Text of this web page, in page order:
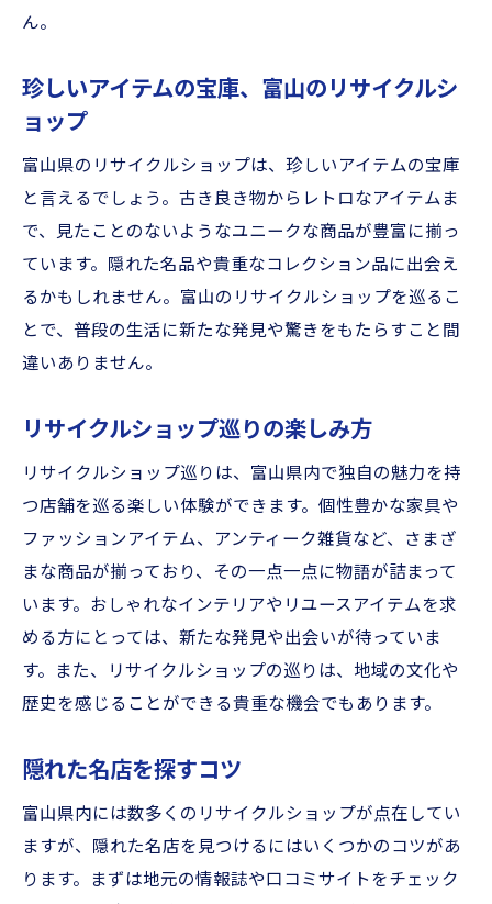
ョップ
域文化
リサイクルショップで感じる富山県の魅力
的な風景
ん。
珍しいアイテムの宝庫、富山のリサイクルシ
ョップ
富山県のリサイクルショップは、珍しいアイテムの宝庫
と言えるでしょう。古き良き物からレトロなアイテムま
で、見たことのないようなユニークな商品が豊富に揃っ
ています。隠れた名品や貴重なコレクション品に出会え
るかもしれません。富山のリサイクルショップを巡るこ
とで、普段の生活に新たな発見や驚きをもたらすこと間
違いありません。
リサイクルショップ巡りの楽しみ方
リサイクルショップ巡りは、富山県内で独自の魅力を持
つ店舗を巡る楽しい体験ができます。個性豊かな家具や
ファッションアイテム、アンティーク雑貨など、さまざ
まな商品が揃っており、その一点一点に物語が詰まって
います。おしゃれなインテリアやリユースアイテムを求
める方にとっては、新たな発見や出会いが待っていま
す。また、リサイクルショップの巡りは、地域の文化や
歴史を感じることができる貴重な機会でもあります。
隠れた名店を探すコツ
富山県内には数多くのリサイクルショップが点在してい
ますが、隠れた名店を見つけるにはいくつかのコツがあ
ります。まずは地元の情報誌や口コミサイトをチェック